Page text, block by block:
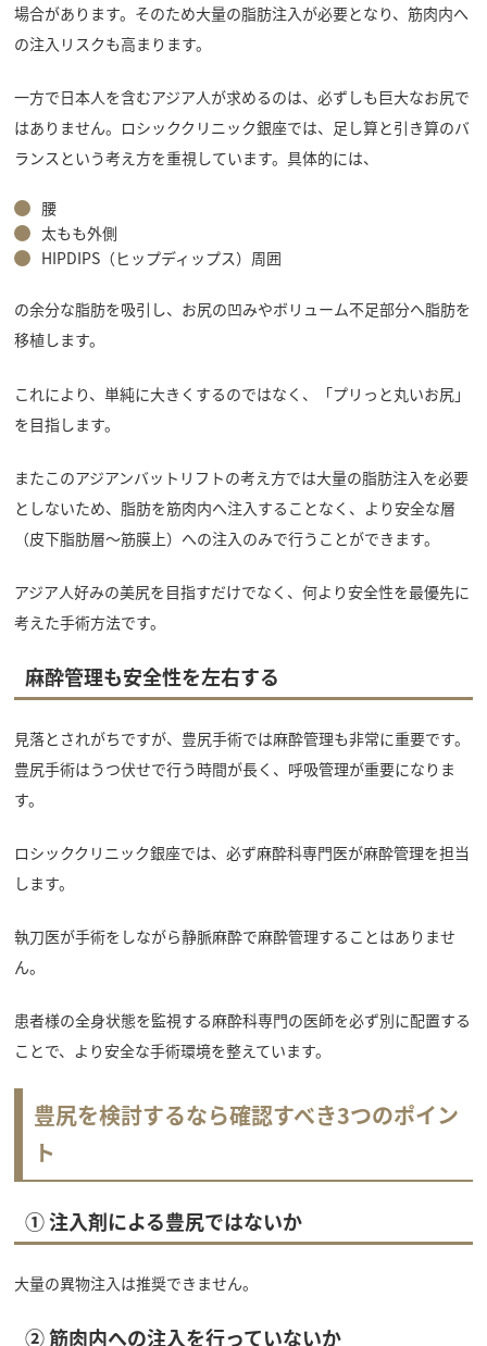
場合があります。そのため大量の脂肪注入が必要となり、筋肉内へ
の注入リスクも高まります。
一方で日本人を含むアジア人が求めるのは、必ずしも巨大なお尻で
はありません。ロシッククリニック銀座では、足し算と引き算のバ
ランスという考え方を重視しています。具体的には、
腰
太もも外側
HIPDIPS（ヒップディップス）周囲
の余分な脂肪を吸引し、お尻の凹みやボリューム不足部分へ脂肪を
移植します。
これにより、単純に大きくするのではなく、「プリっと丸いお尻」
を目指します。
またこのアジアンバットリフトの考え方では大量の脂肪注入を必要
としないため、脂肪を筋肉内へ注入することなく、より安全な層
（皮下脂肪層～筋膜上）への注入のみで行うことができます。
アジア人好みの美尻を目指すだけでなく、何より安全性を最優先に
考えた手術方法です。
麻酔管理も安全性を左右する
見落とされがちですが、豊尻手術では麻酔管理も非常に重要です。
豊尻手術はうつ伏せで行う時間が長く、呼吸管理が重要になりま
す。
ロシッククリニック銀座では、必ず麻酔科専門医が麻酔管理を担当
します。
執刀医が手術をしながら静脈麻酔で麻酔管理することはありませ
ん。
患者様の全身状態を監視する麻酔科専門の医師を必ず別に配置する
ことで、より安全な手術環境を整えています。
豊尻を検討するなら確認すべき3つのポイン
ト
①注入剤による豊尻ではないか
大量の異物注入は推奨できません。
②筋肉内への注入を行っていないか